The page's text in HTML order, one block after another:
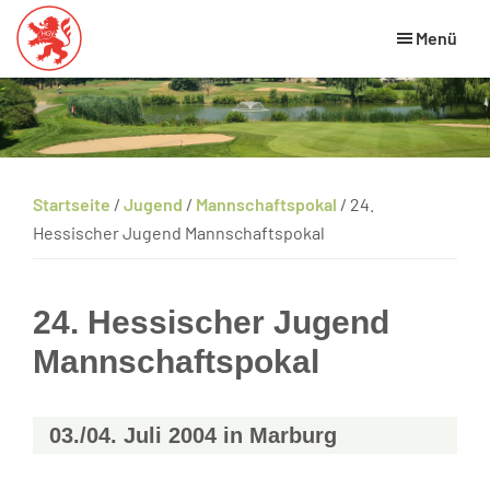
Skip
to
main
content
Zur
Hauptsidebar
springen
Zur
Fußzeile
springen
Hessischer
Golfverband
HGV
Website
Menü
Startseite / Jugend / Mannschaftspokal / 24.
Hessischer Jugend Mannschaftspokal
24. Hessischer Jugend
Mannschaftspokal
03./04. Juli 2004 in Marburg